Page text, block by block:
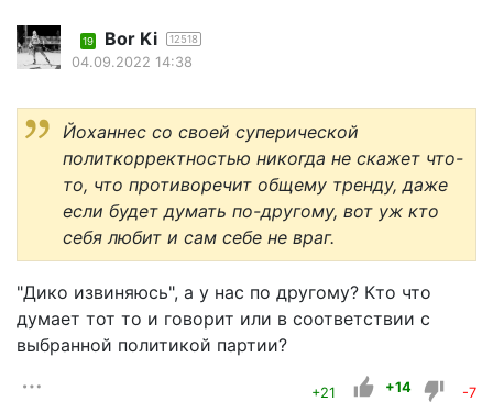
19 Bor Ki 12518
04.09.2022 14:38
Йоханнес со своей суперической
политкорректностью никогда не скажет что-
то, что противоречит общему тренду, даже
если будет думать по-другому, вот уж кто
себя любит и сам себе не враг.
"Дико извиняюсь", а у нас по другому? Кто что
думает тот то и говорит или в соответствии с
выбранной политикой партии?
+21 +14 -7